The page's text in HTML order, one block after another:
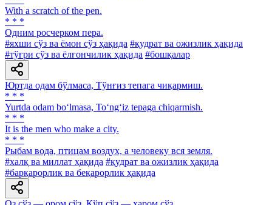
With a scratch of the pen.
* * *
Одним росчерком пера.
#яхши сўз ва ёмон сўз ҳақида #қудрат ва ожизлик ҳақида
#тўғри сўз ва ёлғончилик ҳақида #бошқалар
Юртда одам бўлмаса, Тўнғиз тепага чиқармиш.
* * *
Yurtda odam bo‘lmasa, To‘ng‘iz tepaga chiqarmish.
* * *
It is the men who make a city.
* * *
Рыбам вода, птицам воздух, а человеку вся земля.
#халқ ва миллат ҳақида #қудрат ва ожизлик ҳақида
#барқарорлик ва беқарорлик ҳақида